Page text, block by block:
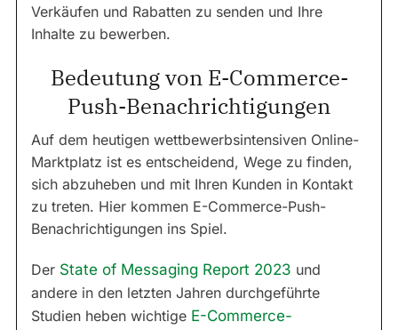
Verkäufen und Rabatten zu senden und Ihre
Inhalte zu bewerben.
Bedeutung von E-Commerce-
Push-Benachrichtigungen
Auf dem heutigen wettbewerbsintensiven Online-
Marktplatz ist es entscheidend, Wege zu finden,
sich abzuheben und mit Ihren Kunden in Kontakt
zu treten. Hier kommen E-Commerce-Push-
Benachrichtigungen ins Spiel.
Der State of Messaging Report 2023 und
andere in den letzten Jahren durchgeführte
Studien heben wichtige E-Commerce-